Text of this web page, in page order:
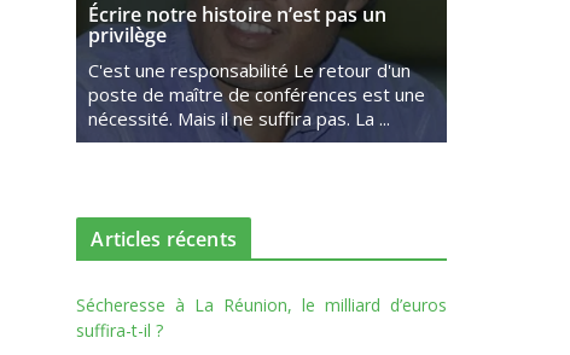
Écrire notre histoire n’est pas un
privilège
C'est une responsabilité Le retour d'un
poste de maître de conférences est une
nécessité. Mais il ne suffira pas. La ...
Articles récents
Sécheresse à La Réunion, le milliard d’euros
suffira-t-il ?